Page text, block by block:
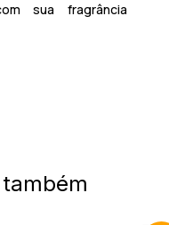
sua fragrância